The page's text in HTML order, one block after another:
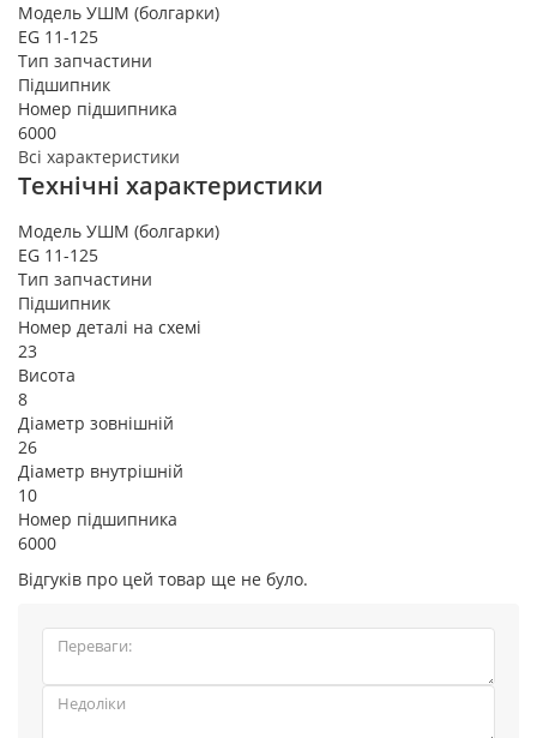
Модель УШМ (болгарки)
EG 11-125
Тип запчастини
Підшипник
Номер підшипника
6000
Всі характеристики
Технічні характеристики
Модель УШМ (болгарки)
EG 11-125
Тип запчастини
Підшипник
Номер деталі на схемі
23
Висота
8
Діаметр зовнішній
26
Діаметр внутрішній
10
Номер підшипника
6000
Відгуків про цей товар ще не було.